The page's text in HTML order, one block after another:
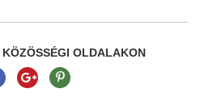
KÖZÖSSÉGI OLDALAKON